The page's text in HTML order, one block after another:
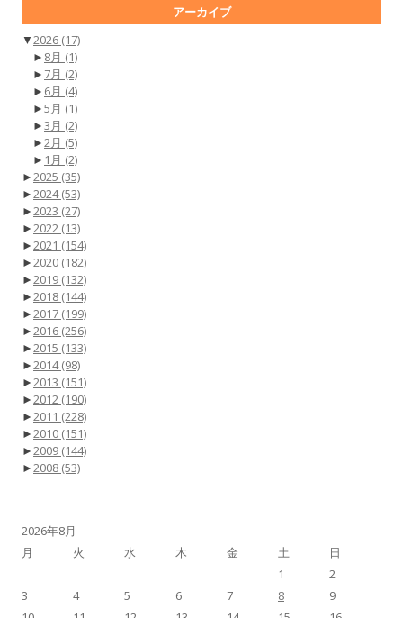
アーカイブ
▼2026 (17)
► 8月 (1)
► 7月 (2)
► 6月 (4)
►5月 (1)
►3月 (2)
►2月 (5)
► 1月 (2)
►2025 (35)
►2024(53)
►2023 (27)
►2022 (13)
►2021 (154)
►2020 (182)
►2019 (132)
►2018 (144)
►2017 (199)
►2016 (256)
►2015 (133)
►2014(98)
►2013 (151)
►2012 (190)
►2011 (228)
►2010 (151)
►2009 (144)
►2008 (53)
2026年8月
月
火 水 木 金 土
日
1
2
3
4 5 6 7 8
9